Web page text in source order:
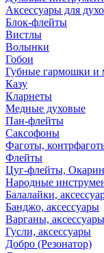
Аксессуары для
Блок-флейты
Вистлы
Волынки
Гобои
Губные гармошки и
Казу
Кларнеты
Медные духовые
Пан-флейты
Саксофоны
Фаготы,
Флейты
Цуг-флейты,
Народные
Балалайки,
Банджо, аксессуары
Варганы, аксессуары
Гусли, аксессуары
Добро (Резонатор)